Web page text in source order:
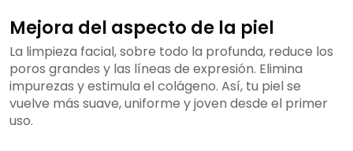
Mejora del aspecto de la piel
La limpieza facial, sobre todo la profunda, reduce los
poros grandes y las líneas de expresión. Elimina
impurezas y estimula el colágeno. Así, tu piel se
vuelve más suave, uniforme y joven desde el primer
uso.